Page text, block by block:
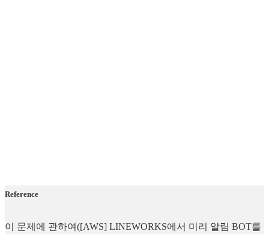
Reference
이 문제에 관하여([AWS] LINEWORKS에서 미리 알림 BOT를